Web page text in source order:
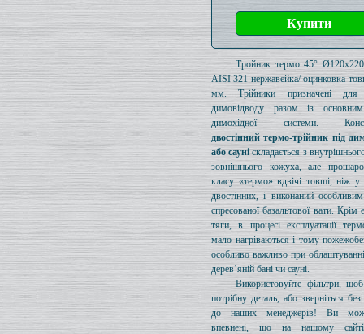
Тройник термо 45°
AISI 321 нержавейка/ оцинковка
мм. Трійники призначені для
димовідводу разом із
димохідної системи.
двостінний термо-трійник під
або сауніскладається з
зовнішнього кожуха, але
класу «термо» вдвічі товщі, ніж у
двостінних, і виконаний
спресованої базальтової вати. Крім
тяги, в процесі експлуатації
мало нагріваються і тому
особливо важливо при
дерев’яній бані чи сауні.
Використовуйте фільтри, щоб
потрібну деталь, або зверніться
до наших менеджерів! Ви
впевнені, що на нашому